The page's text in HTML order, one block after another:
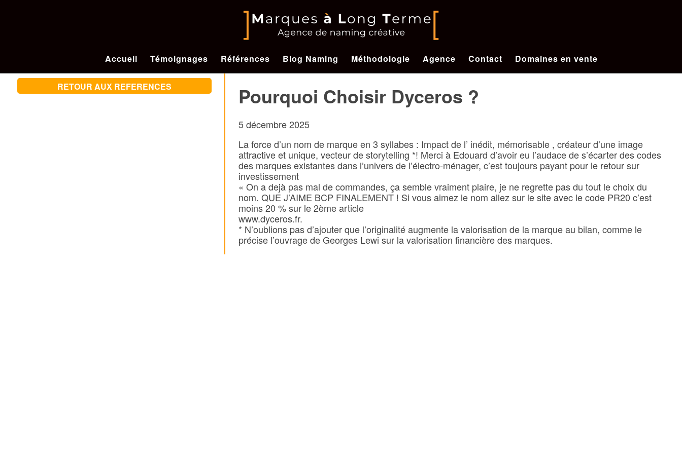
Accueil Témoignages Références Blog Naming Méthodologie Agence Contact Domaines en vente
RETOUR AUX REFERENCES Pourquoi Choisir Dyceros ?
5 décembre 2025
La force d’un nom de marque en 3 syllabes : Impact de l’ inédit, mémorisable , créateur d’une image
attractive et unique, vecteur de storytelling *! Merci à Edouard d’avoir eu l’audace de s’écarter des codes
des marques existantes dans l’univers de l’électro-ménager, c’est toujours payant pour le retour sur
investissement
« On a dejà pas mal de commandes, ça semble vraiment plaire, je ne regrette pas du tout le choix du
nom. QUE J’AIME BCP FINALEMENT ! Si vous aimez le nom allez sur le site avec le code PR20 c’est
moins 20 % sur le 2ème article
www.dyceros.fr.
* N’oublions pas d’ajouter que l’originalité augmente la valorisation de la marque au bilan, comme le
précise l’ouvrage de Georges Lewi sur la valorisation financière des marques.